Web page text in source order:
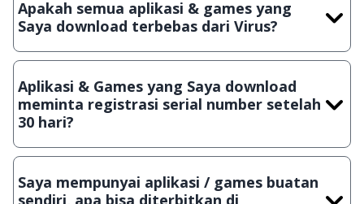
crack, patch atau semacamnya.
Apakah semua aplikasi & games yang
Saya download terbebas dari Virus?
Ya, JalanTikus selalu melakukan scanning dengan 3 jenis
suatu aplikasi atau games, sehingga bisa dijamin 100%
terbebas dari virus.
Aplikasi & Games yang Saya download
meminta registrasi serial number setelah
30 hari?
Meskipun dibagikan secara gratis, namun ada beberapa
hanya bisa digunakan dalam jangka waktu tertentu dan jika
Saya mempunyai aplikasi / games buatan
sendiri, apa bisa diterbitkan di